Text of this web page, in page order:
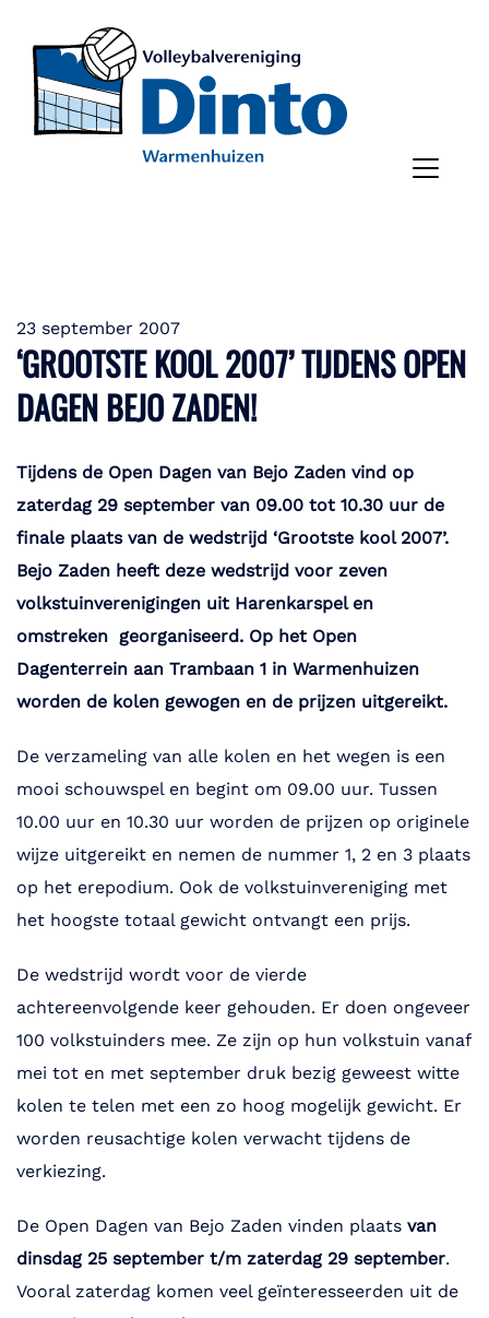
23 september 2007
‘GROOTSTE KOOL 2007’ TIJDENS OPEN
DAGEN BEJO ZADEN!
Tijdens de Open Dagen van Bejo Zaden vind op
zaterdag 29 september van 09.00 tot 10.30 uur de
finale plaats van de wedstrijd ‘Grootste kool 2007’.
Bejo Zaden heeft deze wedstrijd voor zeven
volkstuinverenigingen uit Harenkarspel en
omstreken georganiseerd. Op het Open
Dagenterrein aan Trambaan 1 in Warmenhuizen
worden de kolen gewogen en de prijzen uitgereikt.
De verzameling van alle kolen en het wegen is een
mooi schouwspel en begint om 09.00 uur. Tussen
10.00 uur en 10.30 uur worden de prijzen op originele
wijze uitgereikt en nemen de nummer 1, 2 en 3 plaats
op het erepodium. Ook de volkstuinvereniging met
het hoogste totaal gewicht ontvangt een prijs.
De wedstrijd wordt voor de vierde
achtereenvolgende keer gehouden. Er doen ongeveer
100 volkstuinders mee. Ze zijn op hun volkstuin vanaf
mei tot en met september druk bezig geweest witte
kolen te telen met een zo hoog mogelijk gewicht. Er
worden reusachtige kolen verwacht tijdens de
verkiezing.
De Open Dagen van Bejo Zaden vinden plaats van
dinsdag 25 september t/m zaterdag 29 september.
Vooral zaterdag komen veel geïnteresseerden uit de